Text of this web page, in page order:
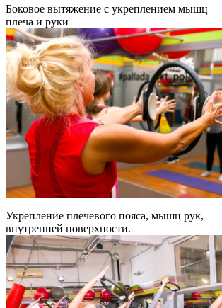
Боковое вытяжение с укреплением мышц
плеча и руки
Укрепление плечевого пояса, мышц рук,
внутренней поверхности.